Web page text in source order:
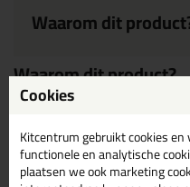
Waarom dit
Waarom dit product?
Huidvriendelijk
groot
Frisse geur
Hersluitbaar
Cookies
Kitcentrum gebruikt cookies
functionele en analytische
plaatsen we ook marketing